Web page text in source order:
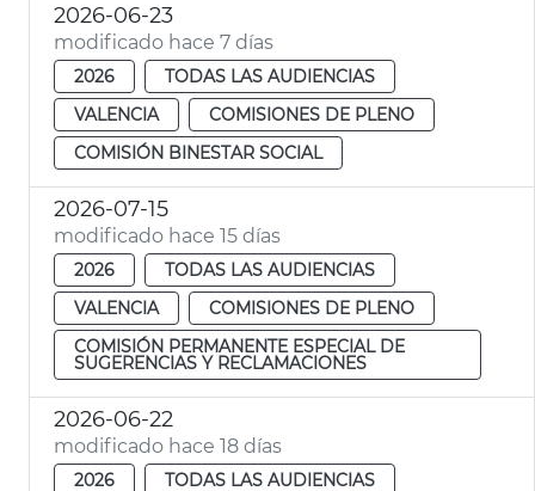
2026-06-23
modificado hace 7 días
2026
TODAS LAS AUDIENCIAS
VALENCIA
COMISIONES DE PLENO
COMISIÓN BINESTAR SOCIAL
2026-07-15
modificado hace 15 días
2026
TODAS LAS AUDIENCIAS
VALENCIA
COMISIONES DE PLENO
COMISIÓN PERMANENTE ESPECIAL DE
SUGERENCIAS Y RECLAMACIONES
2026-06-22
modificado hace 18 días
2026
TODAS LAS AUDIENCIAS